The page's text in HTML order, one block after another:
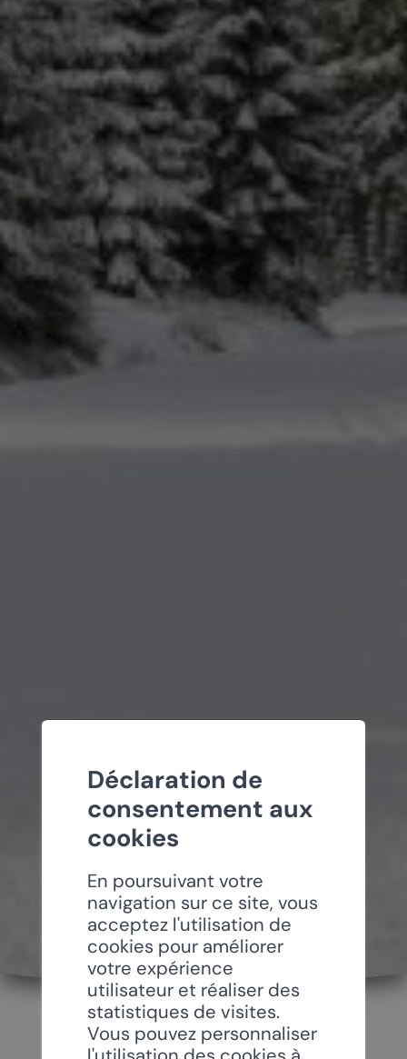
Déclaration de
consentement aux
cookies
En poursuivant votre
navigation sur ce site, vous
acceptez l'utilisation de
cookies pour améliorer
votre expérience
utilisateur et réaliser des
statistiques de visites.
Vous pouvez personnaliser